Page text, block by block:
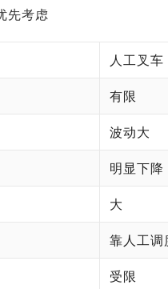
先考虑
人工叉车
有限
波动大
明显下降
大
靠人工调
受限